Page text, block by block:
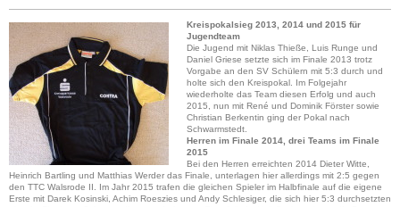
Kreispokalsieg 2013, 2014 und 2015 für
Jugendteam
Die Jugend mit Niklas Thieße, Luis Runge und
Daniel Griese setzte sich im Finale 2013 trotz
Vorgabe an den SV Schülern mit 5:3 durch und
holte sich den Kreispokal. Im Folgejahr
wiederholte das Team diesen Erfolg und auch
2015, nun mit René und Dominik Förster sowie
Christian Berkentin ging der Pokal nach
Schwarmstedt.
Herren im Finale 2014, drei Teams im Finale
2015
Bei den Herren erreichten 2014 Dieter Witte,
Heinrich Bartling und Matthias Werder das Finale, unterlagen hier allerdings mit 2:5 gegen
den TTC Walsrode II. Im Jahr 2015 trafen die gleichen Spieler im Halbfinale auf die eigene
Erste mit Darek Kosinski, Achim Roeszies und Andy Schlesiger, die sich hier 5:3 durchsetzten